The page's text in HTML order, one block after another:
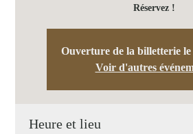
Réservez !
Ouverture de la billetterie le
Voir d'autres
Heure et lieu